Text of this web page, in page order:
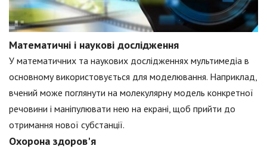
Математичні і наукові дослідження
У математичних та наукових дослідженнях мультимедіа в
основному використовується для моделювання. Наприклад,
вчений може поглянути на молекулярну модель конкретної
речовини і маніпулювати нею на екрані, щоб прийти до
отримання нової субстанції.
Охорона здоров'я